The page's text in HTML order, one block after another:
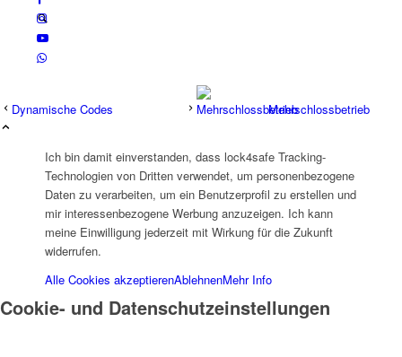
Dynamische Codes Mehrschlossbetrieb
Ich bin damit einverstanden, dass lock4safe Tracking-
Technologien von Dritten verwendet, um personenbezogene
Daten zu verarbeiten, um ein Benutzerprofil zu erstellen und
mir interessenbezogene Werbung anzuzeigen. Ich kann
meine Einwilligung jederzeit mit Wirkung für die Zukunft
widerrufen.
Alle Cookies akzeptierenAblehnenMehr Info
Cookie- und Datenschutzeinstellungen